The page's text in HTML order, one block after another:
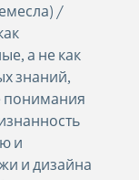
/
а не как
знаний,
понимания
и
и дизайна